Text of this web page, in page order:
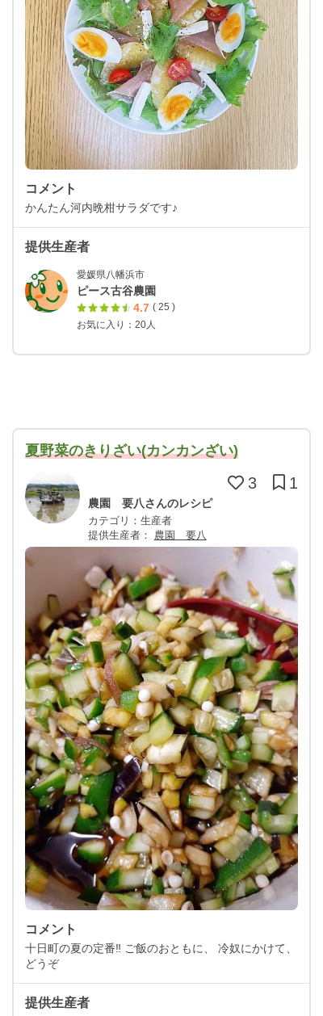
コメント
かんたん河内晩柑サラダです♪
提供生産者
愛媛県八幡浜市
ピース古谷農園
4.7 ( 25 )
お気に入り：20人
夏野菜のきりざい(カンカンざい)
3 1
農園 要八さんのレシピ
カテゴリ：生産者
提供生産者： 農園 要八
コメント
十日町の夏の定番‼️ ご飯のおともに、 冷奴にかけて、
どうぞ
提供生産者